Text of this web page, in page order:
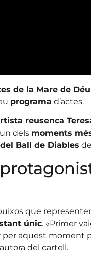
de la Mare de
programa d’actes.
reusenca
dels moments
Ball de Diables
que
únic. «Primer
per aquest moment
del cartell.